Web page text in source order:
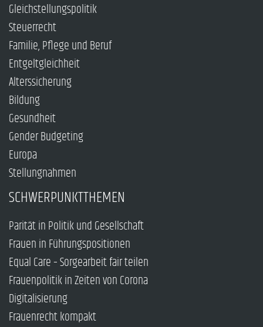
Gleichstellungspolitik
Steuerrecht
Familie, Pflege und Beruf
Entgeltgleichheit
Alterssicherung
Bildung
Gesundheit
Gender Budgeting
Europa
Stellungnahmen
SCHWERPUNKTTHEMEN
Parität in Politik und Gesellschaft
Frauen in Führungspositionen
Equal Care – Sorgearbeit fair teilen
Frauenpolitik in Zeiten von Corona
Digitalisierung
Frauenrecht kompakt